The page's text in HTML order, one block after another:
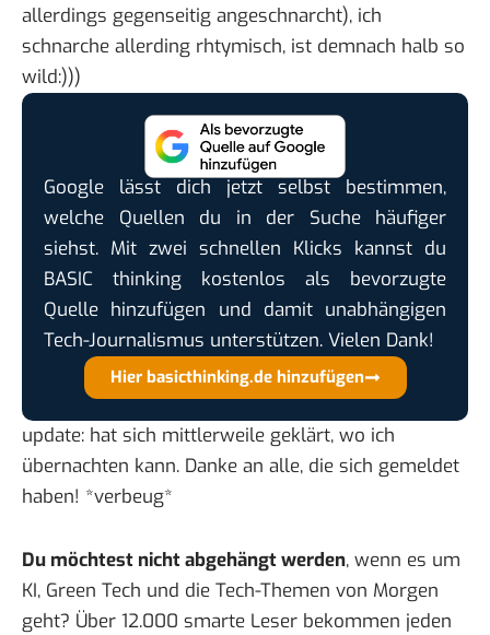
allerdings gegenseitig angeschnarcht), ich
schnarche allerding rhtymisch, ist demnach halb so
wild:)))
Google lässt dich jetzt selbst bestimmen,
welche Quellen du in der Suche häufiger
siehst. Mit zwei schnellen Klicks kannst du
BASIC thinking kostenlos als bevorzugte
Quelle hinzufügen und damit unabhängigen
Tech-Journalismus unterstützen. Vielen Dank!
Hier basicthinking.de hinzufügen
update: hat sich mittlerweile geklärt, wo ich
übernachten kann. Danke an alle, die sich gemeldet
haben! *verbeug*
Du möchtest nicht abgehängt werden, wenn es um
KI, Green Tech und die Tech-Themen von Morgen
geht? Über 12.000 smarte Leser bekommen jeden